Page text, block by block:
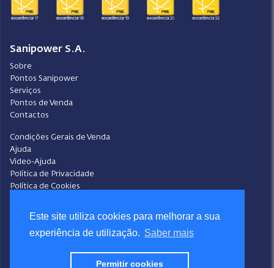
Este site utiliza cookies para melhorar a sua
experiência de utilização. Saber mais
Permitir cookies
Sanipower S.A.
Sobre
Pontos Sanipower
Serviços
Pontos de Venda
Contactos
Condições Gerais de Venda
Ajuda
Video-Ajuda
Política de Privacidade
Política de Cookies
Livro de Reclamações
Siga a Sanipower